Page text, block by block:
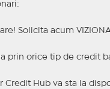
Solicita acum
prin orice tip de credit
Hub va sta la